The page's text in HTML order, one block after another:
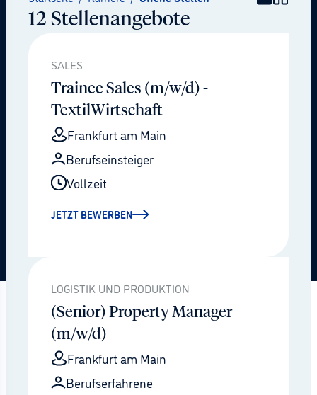
12 Stellenangebote
SALES
Trainee Sales (m/w/d) -
TextilWirtschaft
Frankfurt am Main
Berufseinsteiger
Vollzeit
JETZT BEWERBEN
LOGISTIK UND PRODUKTION
(Senior) Property Manager
(m/w/d)
Frankfurt am Main
Berufserfahrene